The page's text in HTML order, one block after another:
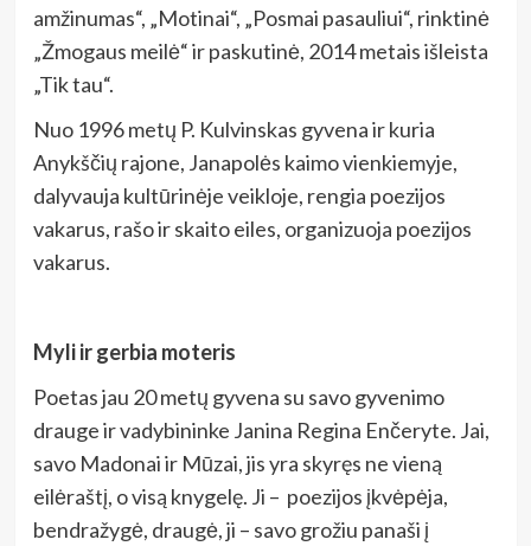
amžinumas“, „Motinai“, „Posmai pasauliui“, rinktinė
„Žmogaus meilė“ ir paskutinė, 2014 metais išleista
„Tik tau“.
Nuo 1996 metų P. Kulvinskas gyvena ir kuria
Anykščių rajone, Janapolės kaimo vienkiemyje,
dalyvauja kultūrinėje veikloje, rengia poezijos
vakarus, rašo ir skaito eiles, organizuoja poezijos
vakarus.
Myli ir gerbia moteris
Poetas jau 20 metų gyvena su savo gyvenimo
drauge ir vadybininke Janina Regina Enčeryte. Jai,
savo Madonai ir Mūzai, jis yra skyręs ne vieną
eilėraštį, o visą knygelę. Ji – poezijos įkvėpėja,
bendražygė, draugė, ji – savo grožiu panaši į